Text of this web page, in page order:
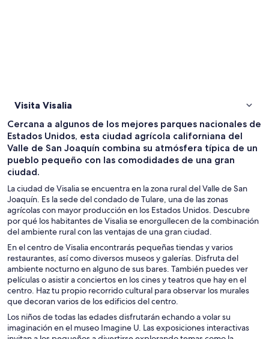
Visita Visalia
Cercana a algunos de los mejores parques nacionales de
Estados Unidos, esta ciudad agrícola californiana del
Valle de San Joaquín combina su atmósfera típica de un
pueblo pequeño con las comodidades de una gran
ciudad.
La ciudad de Visalia se encuentra en la zona rural del Valle de San
Joaquín. Es la sede del condado de Tulare, una de las zonas
agrícolas con mayor producción en los Estados Unidos. Descubre
por qué los habitantes de Visalia se enorgullecen de la combinación
del ambiente rural con las ventajas de una gran ciudad.
En el centro de Visalia encontrarás pequeñas tiendas y varios
restaurantes, así como diversos museos y galerías. Disfruta del
ambiente nocturno en alguno de sus bares. También puedes ver
películas o asistir a conciertos en los cines y teatros que hay en el
centro. Haz tu propio recorrido cultural para observar los murales
que decoran varios de los edificios del centro.
Los niños de todas las edades disfrutarán echando a volar su
imaginación en el museo Imagine U. Las exposiciones interactivas